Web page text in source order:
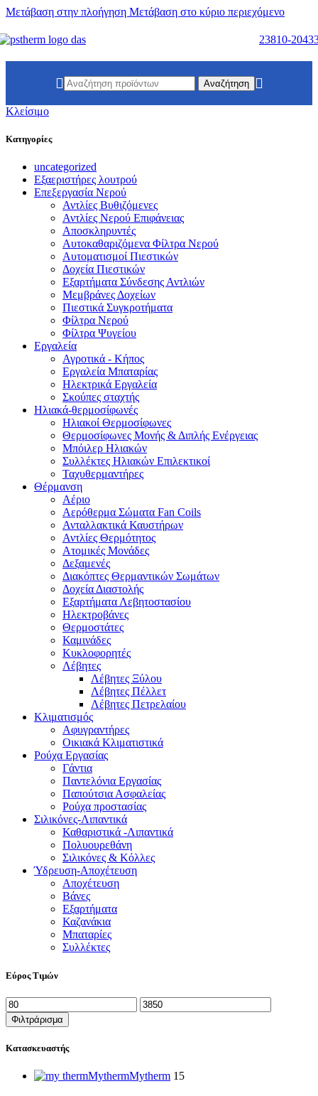
Μετάβαση στην πλοήγηση Μετάβαση στο κύριο περιεχόμενο
23810-
Αναζήτηση
Κλείσιμο
Κατηγορίες
uncategorized
Εξαεριστήρες λουτρού
Επεξεργασία Νερού
Αντλίες Βυθιζόμενες
Αντλίες Νερού Επιφάνειας
Αποσκληρυντές
Αυτοκαθαριζόμενα Φίλτρα Νερού
Αυτοματισμοί Πιεστικών
Δοχεία Πιεστικών
Εξαρτήματα Σύνδεσης Αντλιών
Μεμβράνες Δοχείων
Πιεστικά Συγκροτήματα
Φίλτρα Νερού
Φίλτρα Ψυγείου
Εργαλεία
Αγροτικά - Κήπος
Εργαλεία Μπαταρίας
Ηλεκτρικά Εργαλεία
Σκούπες σταχτής
Ηλιακά-θερμοσίφωνές
Ηλιακοί Θερμοσίφωνες
Θερμοσίφωνες Μονής & Διπλής Ενέργειας
Μπόιλερ Ηλιακών
Συλλέκτες Ηλιακών Επιλεκτικοί
Ταχυθερμαντήρες
Θέρμανση
Αέριο
Αερόθερμα Σώματα Fan Coils
Ανταλλακτικά Καυστήρων
Αντλίες Θερμότητος
Ατομικές Μονάδες
Δεξαμενές
Διακόπτες Θερμαντικών Σωμάτων
Δοχεία Διαστολής
Εξαρτήματα Λεβητοστασίου
Ηλεκτροβάνες
Θερμοστάτες
Καμινάδες
Κυκλοφορητές
Λέβητες
Λέβητες Ξύλου
Λέβητες Πέλλετ
Λέβητες Πετρελαίου
Κλιματισμός
Αφυγραντήρες
Οικιακά Κλιματιστικά
Ρούχα Εργασίας
Γάντια
Παντελόνια Εργασίας
Παπούτσια Ασφαλείας
Ρούχα προστασίας
Σιλικόνες-Λιπαντικά
Καθαριστικά -Λιπαντικά
Πολυουρεθάνη
Σιλικόνες & Κόλλες
Ύδρευση-Αποχέτευση
Αποχέτευση
Βάνες
Εξαρτήματα
Καζανάκια
Μπαταρίες
Συλλέκτες
Εύρος Τιμών
Ελάχιστη
τιμή
Μέγιστη
τιμή
Φιλτράρισμα
Κατασκευαστής
MythermMytherm 15